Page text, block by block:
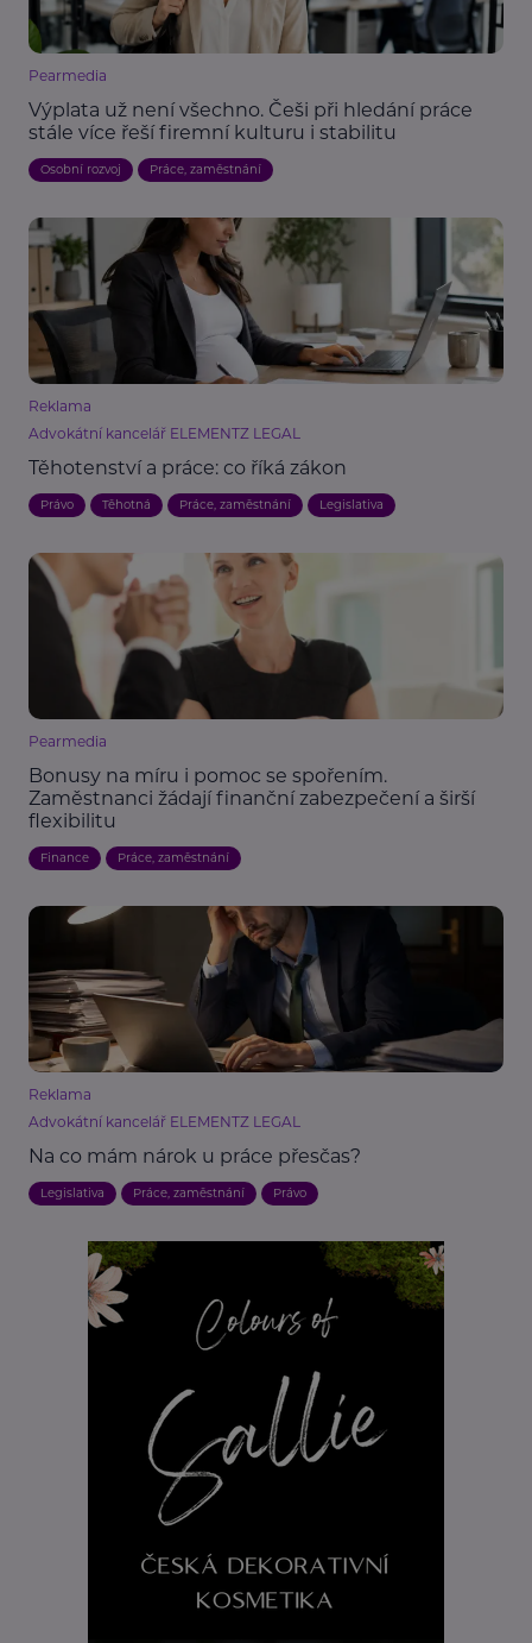
Pearmedia
Výplata už není všechno. Češi při hledání práce
stále více řeší firemní kulturu i stabilitu
Osobní rozvoj Práce, zaměstnání
Reklama
Advokátní kancelář ELEMENTZ LEGAL
Těhotenství a práce: co říká zákon
Právo Těhotná Práce, zaměstnání Legislativa
Pearmedia
Bonusy na míru i pomoc se spořením.
Zaměstnanci žádají finanční zabezpečení a širší
flexibilitu
Finance Práce, zaměstnání
Reklama
Advokátní kancelář ELEMENTZ LEGAL
Na co mám nárok u práce přesčas?
Legislativa Práce, zaměstnání Právo